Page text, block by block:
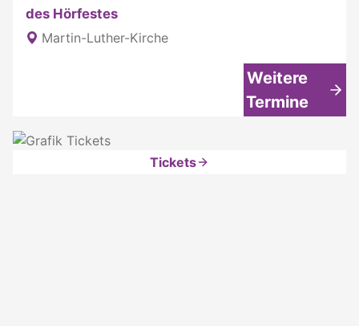
des Hörfestes
Martin-Luther-Kirche
Weitere
Termine
Tickets